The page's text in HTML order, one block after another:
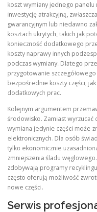
koszt wymiany jednego panelu
inwestycję atrakcyjną,
gwarancyjnym lub niedawno
kosztach ukrytych, takich jak
konieczność dodatkowego
koszty naprawy innych
podczas wymiany. Dlatego
przygotowanie
bezpośrednie koszty części,
dodatkowych prac.
Kolejnym argumentem
środowisko. Zamiast wyrzucać
wymiana jedynie części może
elektronicznych. Dla osób
tylko ekonomicznie
zmniejszenia śladu
zdobywają programy
często oferują możliwość
nowe części.
Serwis